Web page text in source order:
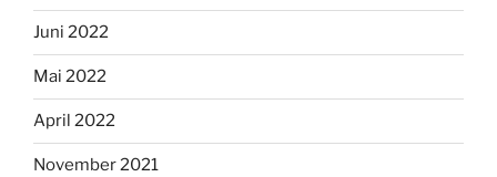
Juni 2022
Mai 2022
April 2022
November 2021